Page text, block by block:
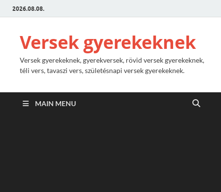
2026.08.08.
Versek gyerekeknek
Versek gyerekeknek, gyerekversek, rövid versek gyerekeknek,
téli vers, tavaszi vers, születésnapi versek gyerekeknek.
MAIN MENU